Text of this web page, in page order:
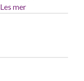
Les mer